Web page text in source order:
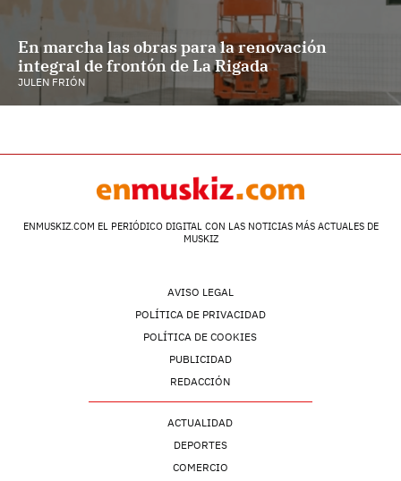
En marcha las obras para la renovación
integral de frontón de La Rigada
JULEN FRIÓN
ENMUSKIZ.COM EL PERIÓDICO DIGITAL CON LAS NOTICIAS MÁS ACTUALES DE
MUSKIZ
AVISO LEGAL
POLÍTICA DE PRIVACIDAD
POLÍTICA DE COOKIES
PUBLICIDAD
REDACCIÓN
ACTUALIDAD
DEPORTES
COMERCIO